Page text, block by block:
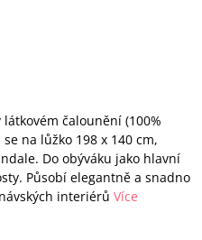
čalounění (100%
na lůžko 198 x 140 cm,
Do obýváku jako hlavní
Působí elegantně a snadno
interiérů Více